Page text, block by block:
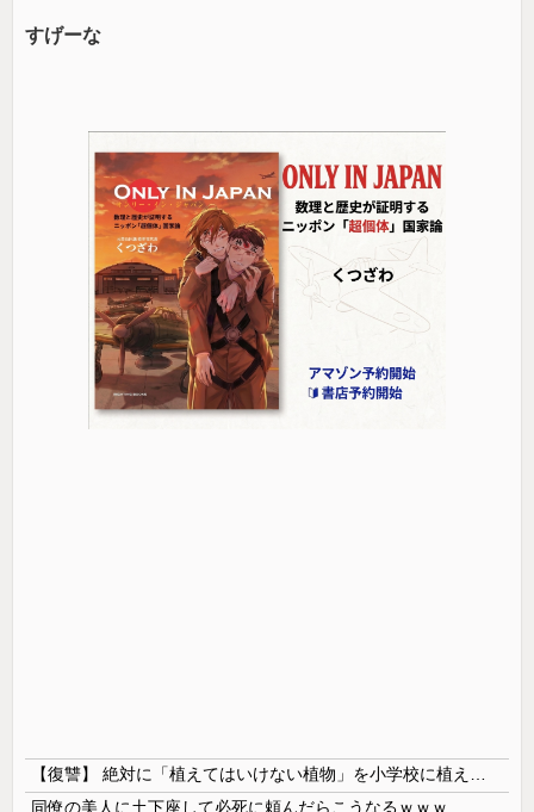
すげーな
同僚の美人に土下座して必死に頼んだらこうなるｗｗｗ